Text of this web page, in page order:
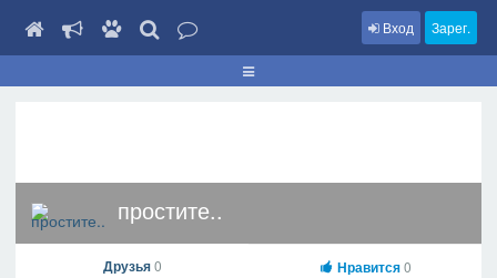
Вход Зарег.
простите..
Друзья0 Нравится0